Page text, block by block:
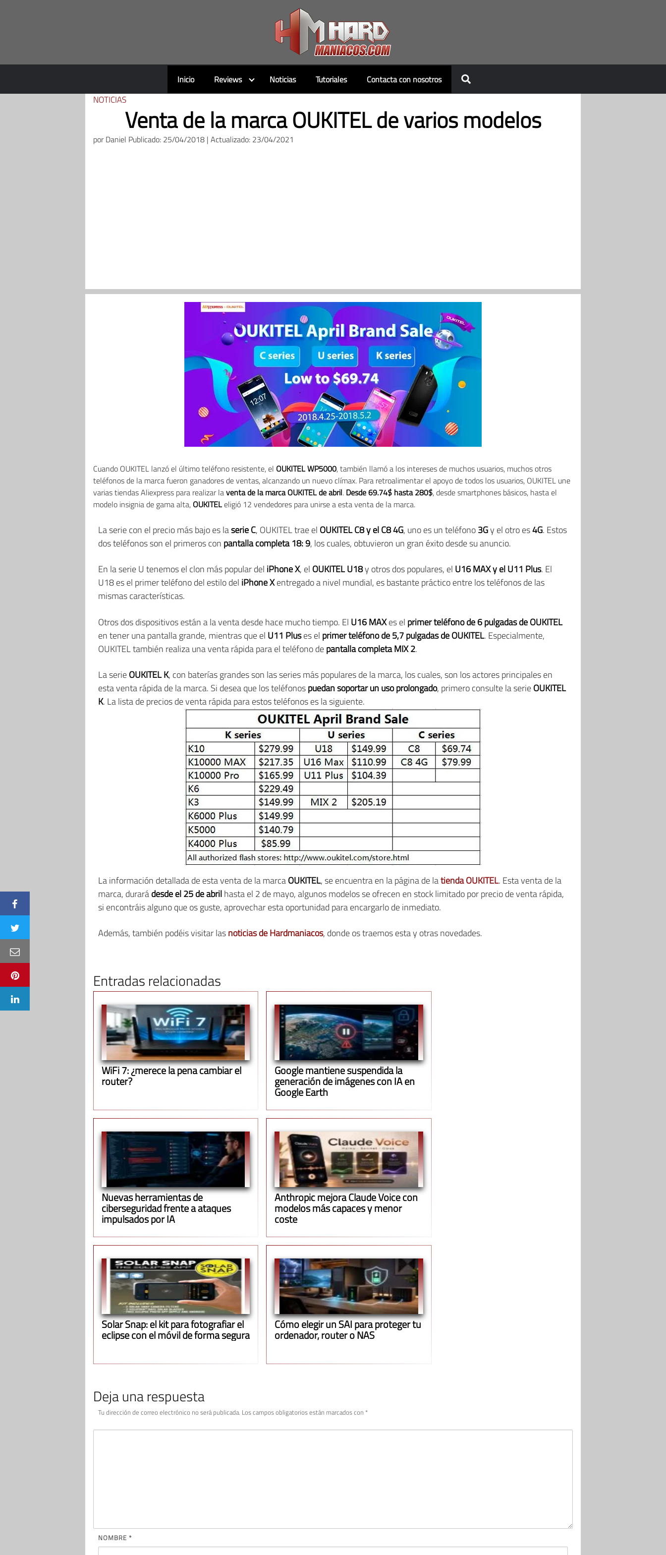
Inicio Reviews Noticias Tutoriales Contacta con nosotros
NOTICIAS
Venta de la marca OUKITEL de varios modelos
porDaniel Publicado: 25/04/2018 | Actualizado: 23/04/2021
Cuando OUKITEL lanzó el último teléfono resistente, el OUKITEL WP5000, también llamó a los intereses de muchos usuarios, muchos otros
teléfonos de la marca fueron ganadores de ventas, alcanzando un nuevo clímax. Para retroalimentar el apoyo de todos los usuarios, OUKITEL une
varias tiendas Aliexpress para realizar laventa de la marca OUKITEL de abril. Desde 69.74$ hasta 280$, desde smartphones básicos, hasta el
modelo insignia de gama alta, OUKITELeligió 12 vendedores para unirse a esta venta de la marca.
La serie con el precio más bajo es laserie C, OUKITEL trae el OUKITEL C8 y el C8 4G, uno es un teléfono3Gy el otro es4G. Estos
dos teléfonos son el primeros con pantalla completa 18: 9, los cuales, obtuvieron un gran éxito desde su anuncio.
En la serie U tenemos el clon más popular del iPhone X, el OUKITEL U18y otros dos populares, el U16 MAX y el U11 Plus. El
U18 es el primer teléfono del estilo del iPhone Xentregado a nivel mundial, es bastante práctico entre los teléfonos de las
mismas características.
Otros dos dispositivos están a la venta desde hace mucho tiempo. El U16 MAXes el primer teléfono de 6 pulgadas de OUKITEL
en tener una pantalla grande, mientras que el U11 Pluses el primer teléfono de 5,7 pulgadas de OUKITEL. Especialmente,
OUKITEL también realiza una venta rápida para el teléfono depantalla completa MIX 2.
La serieOUKITEL K, con baterías grandes son las series más populares de la marca, los cuales, son los actores principales en
esta venta rápida de la marca. Si desea que los teléfonospuedan soportar un uso prolongado, primero consulte la serieOUKITEL
K. La lista de precios de venta rápida para estos teléfonos es la siguiente.
La información detallada de esta venta de la marcaOUKITEL, se encuentra en la página de latienda OUKITEL. Esta venta de la
marca, durarádesde el 25 de abrilhasta el 2 de mayo, algunos modelos se ofrecen en stock limitado por precio de venta rápida,
si encontráis alguno que os guste, aprovechar esta oportunidad para encargarlo de inmediato.
Además, también podéis visitar lasnoticias de Hardmaniacos, donde os traemos esta y otras novedades.
Entradas relacionadas
WiFi 7: ¿merece la pena cambiar el
router?
Google mantiene suspendida la
generación de imágenes con IA en
Google Earth
Nuevas herramientas de
ciberseguridad frente a ataques
impulsados por IA
Anthropic mejora Claude Voice con
modelos más capaces y menor
coste
Solar Snap: el kit para fotografiar el
eclipse con el móvil de forma segura
Cómo elegir un SAI para proteger tu
ordenador, router o NAS
Deja una respuesta
Tu dirección de correo electrónico no será publicada. Los campos obligatorios están marcados con *
NOMBRE *